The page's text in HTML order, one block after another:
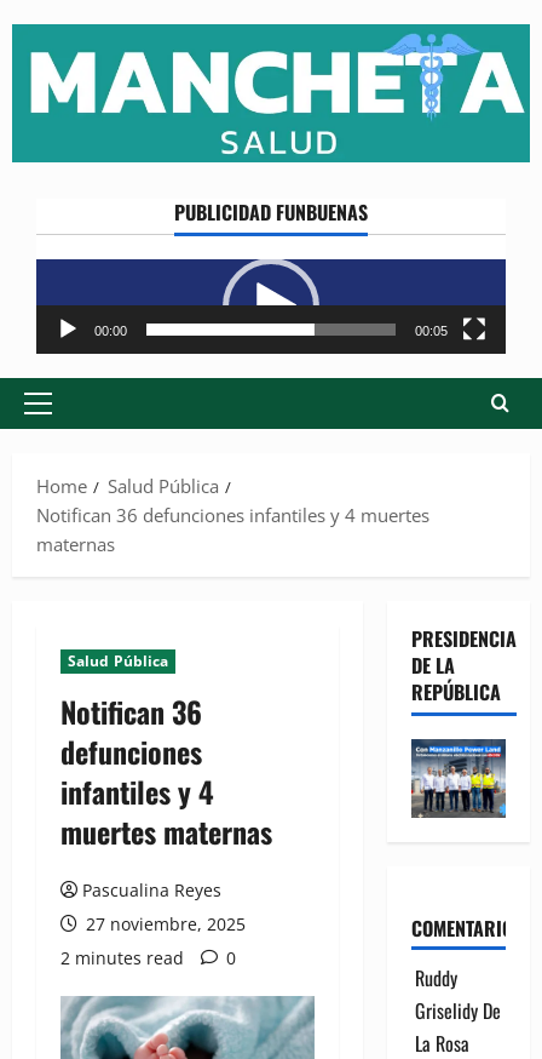
content
PUBLICIDAD FUNBUENAS
Reproductor
de
vídeo
00:00 00:05
Primary
Home
Salud Pública
Notifican 36 defunciones infantiles y 4 muertes
maternas
Salud Pública
Notifican 36
defunciones
infantiles y 4
muertes maternas
Pascualina Reyes
27 noviembre, 2025
2 minutes read
0
PRESIDENCIA
DE LA
REPÚBLICA
COMENTARIOS
Ruddy
Griselidy De
La Rosa